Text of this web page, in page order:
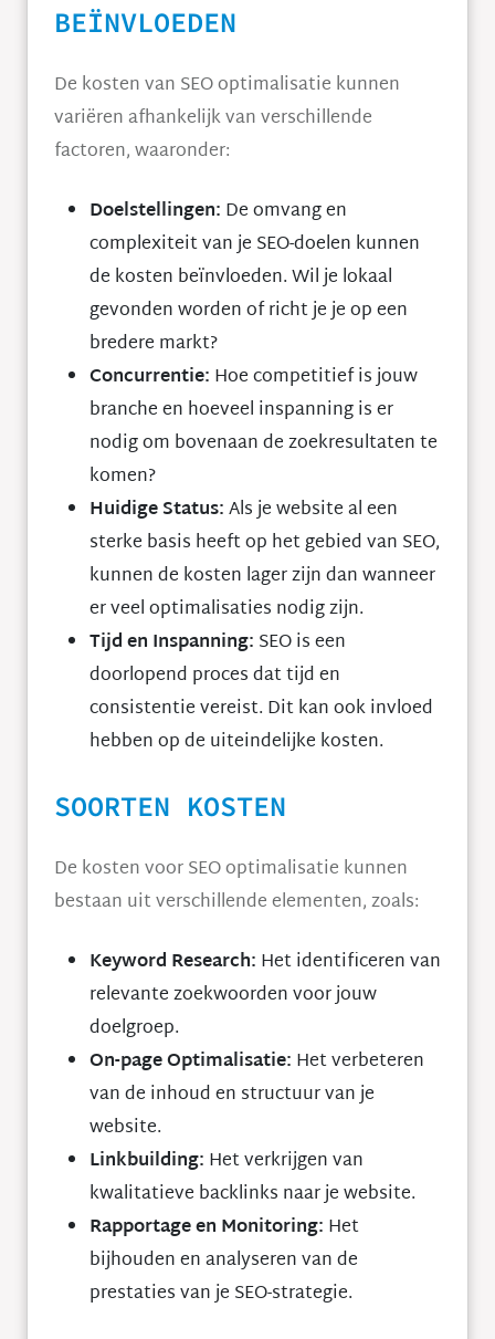
BEÏNVLOEDEN
De kosten van SEO optimalisatie kunnen
variëren afhankelijk van verschillende
factoren, waaronder:
Doelstellingen: De omvang en
complexiteit van je SEO-doelen kunnen
de kosten beïnvloeden. Wil je lokaal
gevonden worden of richt je je op een
bredere markt?
Concurrentie: Hoe competitief is jouw
branche en hoeveel inspanning is er
nodig om bovenaan de zoekresultaten te
komen?
Huidige Status:Als je website al een
sterke basis heeft op het gebied van SEO,
kunnen de kosten lager zijn dan wanneer
er veel optimalisaties nodig zijn.
Tijd en Inspanning: SEO is een
doorlopend proces dat tijd en
consistentie vereist. Dit kan ook invloed
hebben op de uiteindelijke kosten.
SOORTEN KOSTEN
De kosten voor SEO optimalisatie kunnen
bestaan uit verschillende elementen, zoals:
Keyword Research: Het identificeren van
relevante zoekwoorden voor jouw
doelgroep.
On-page Optimalisatie: Het verbeteren
van de inhoud en structuur van je
website.
Linkbuilding: Het verkrijgen van
kwalitatieve backlinks naar je website.
Rapportage en Monitoring: Het
bijhouden en analyseren van de
prestaties van je SEO-strategie.